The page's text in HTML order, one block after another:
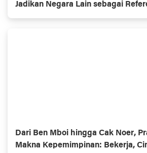
Jadikan Negara Lain sebagai
Dari Ben Mboi hingga Cak Noer,
Makna Kepemimpinan: Bekerja,